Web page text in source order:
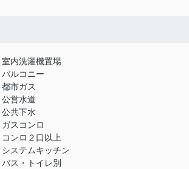
室内洗濯機置場
バルコニー
都市ガス
公営水道
公共下水
ガスコンロ
コンロ２口以上
システムキッチン
バス・トイレ別